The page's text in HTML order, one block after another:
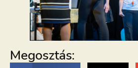
Megosztás: